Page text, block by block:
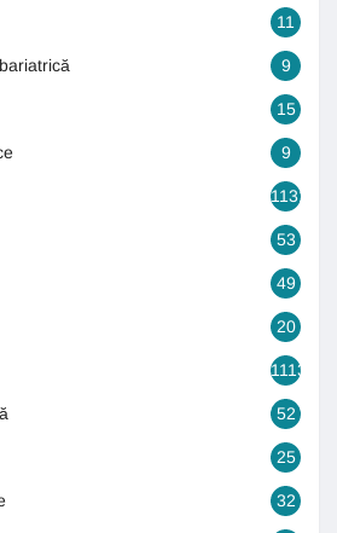
11
9
15
9
1131
53
49
20
1113
52
25
32